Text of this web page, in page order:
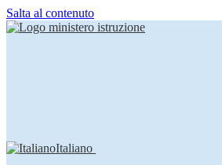
Salta al contenuto
Italiano